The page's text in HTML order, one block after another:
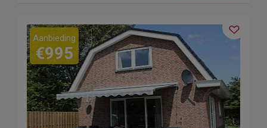
Aanbieding
€995